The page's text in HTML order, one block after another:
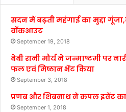
सदन में बढ़ती महंगाई का मुद्दा
वॉकआउट
September 19, 2018
बेबी रानी मौर्य ने जन्माष्टमी पर
फल एवं मिष्ठान भेंट किया
September 3, 2018
प्रणब और शिबनाथ ने कपल इवेंट
September 1, 2018